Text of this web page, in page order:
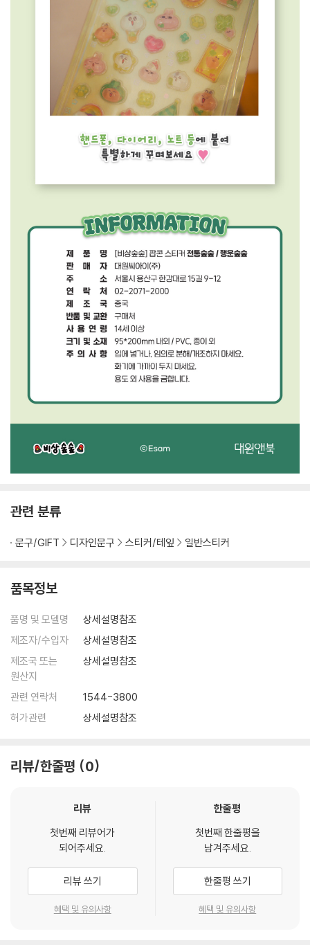
관련 분류
문구/GIFT 디자인문구 스티커/테잎 일반스티커
품목정보
품명 및 모델명
상세설명참조
제조자/수입자
상세설명참조
제조국 또는
원산지
상세설명참조
관련 연락처
1544-3800
허가관련
상세설명참조
리뷰/한줄평 0
리뷰
첫번째 리뷰어가
되어주세요.
리뷰 쓰기
혜택 및 유의사항
한줄평
첫번째 한줄평을
남겨주세요.
한줄평 쓰기
혜택 및 유의사항